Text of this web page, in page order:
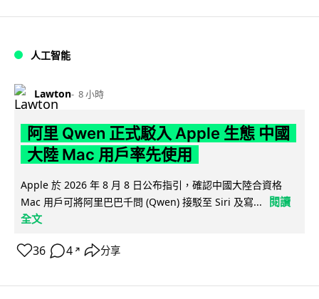
人工智能
Lawton 8 小時
阿里 Qwen 正式駁入 Apple 生態 中國
大陸 Mac 用戶率先使用
Apple 於 2026 年 8 月 8 日公布指引，確認中國大陸合資格
Mac 用戶可將阿里巴巴千問 (Qwen) 接駁至 Siri 及寫...
閱讀
全文
36 4 ↗ 分享